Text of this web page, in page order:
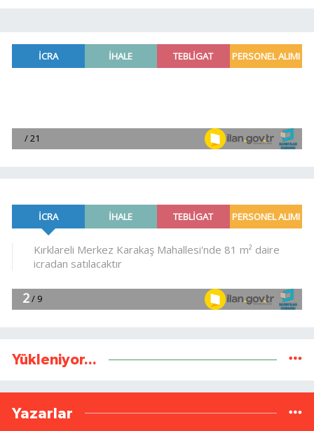
Yükleniyor...
Yazarlar